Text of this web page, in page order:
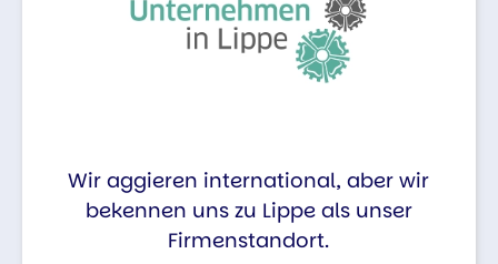
Wir aggieren international, aber wir
bekennen uns zu Lippe als unser
Firmenstandort.